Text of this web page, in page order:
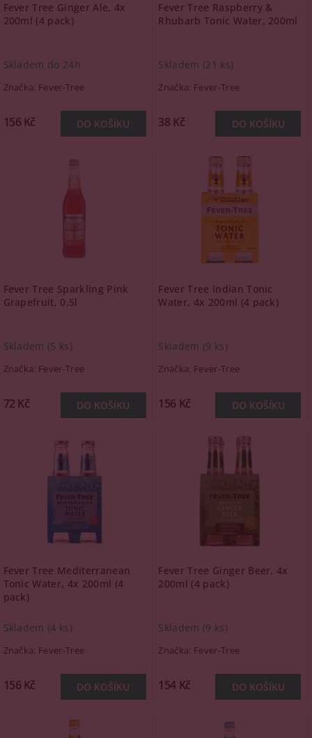
Fever Tree Ginger Ale, 4x
200ml (4 pack)
Skladem do 24h
Značka: Fever-Tree
156 Kč
Fever Tree Raspberry &
Rhubarb Tonic Water, 200ml
Skladem (21 ks)
Značka: Fever-Tree
38 Kč
Fever Tree Sparkling Pink
Grapefruit, 0,5l
Skladem (5 ks)
Značka: Fever-Tree
72 Kč
Fever Tree Indian Tonic
Water, 4x 200ml (4 pack)
Skladem (9 ks)
Značka: Fever-Tree
156 Kč
Fever Tree Mediterranean
Tonic Water, 4x 200ml (4
pack)
Skladem (4 ks)
Značka: Fever-Tree
156 Kč
Fever Tree Ginger Beer, 4x
200ml (4 pack)
Skladem (9 ks)
Značka: Fever-Tree
154 Kč